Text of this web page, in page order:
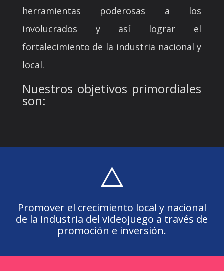
herramientas poderosas a los
involucrados y así lograr el
fortalecimiento de la industria nacional y
local.
Nuestros objetivos primordiales
son:
Promover el crecimiento local y nacional
de la industria del videojuego a través de
promoción e inversión.